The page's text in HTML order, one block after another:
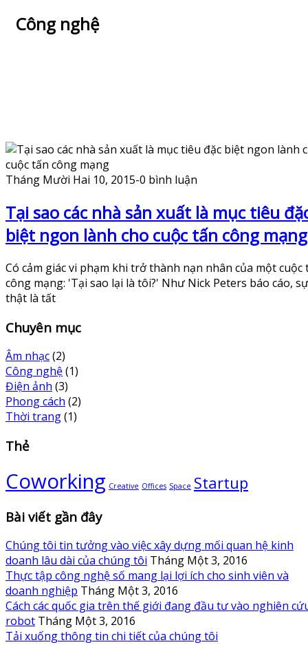
Công nghệ
Tháng Mười Hai 10, 2015-0 bình luận
Tại sao các nhà sản xuất là mục tiêu
biệt ngon lành cho cuộc tấn công mạng
Có cảm giác vi phạm khi trở thành nạn nhân của một cuộc
công mạng: 'Tại sao lại là tôi?' Như Nick Peters báo cáo, sự
thật là tất
Chuyên mục
Âm nhạc(2)
Công nghệ(1)
Điện ảnh (3)
Phong cách (2)
Thời trang(1)
Thẻ
Coworking Creative Offices Space Startup
Bài viết gần đây
Chúng tôi tin tưởng vào việc xây dựng mối quan hệ kinh
doanh lâu dài của chúng tôi Tháng Một 3, 2016
Thực tập công nghệ số mang lại lợi ích cho sinh viên và
doanh nghiệp Tháng Một 3, 2016
Cách các quốc gia trên thế giới đang đầu tư vào nghiên
robot Tháng Một 3, 2016
Tải xuống thông tin chi tiết của chúng tôi